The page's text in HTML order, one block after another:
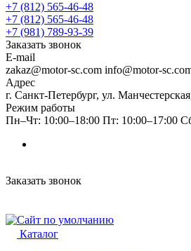
+7 (812) 565-46-48
+7 (812) 565-46-48
+7 (981) 789-93-39
Заказать звонок
E-mail
zakaz@motor-sc.com info@motor-
Адрес
г. Санкт-Петербург, ул.
Режим работы
Пн–Чт: 10:00–18:00 Пт: 10:00–17:00
Заказать звонок
Каталог